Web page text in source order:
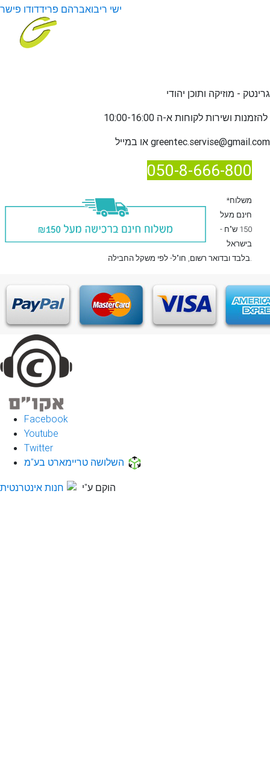
ישי ריבואברהם פרידדודו פישר
גרינטק - מוזיקה ותוכן יהודי
להזמנות ו
greentec.servise@gmail.com
050-8-666-800
*משלוח
חינם מעל
150 ש"ח -
בישראל
בלבדובדואר רשום , חו"ל- לפי משקל החבילה.
Facebook
Youtube
Twitter
השלושה טריימארט בע"מ
הוקם ע"י חנות אינטרנטית